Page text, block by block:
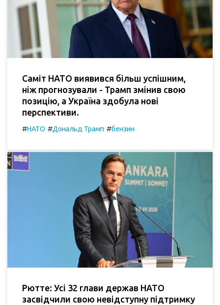
Саміт НАТО виявився більш успішним,
ніж прогнозували - Трамп змінив свою
позицію, а Україна здобула нові
перспективи.
#НАТО #Дональд Трамп #бензин
Рютте: Усі 32 глави держав НАТО
засвідчили свою невідступну підтримку